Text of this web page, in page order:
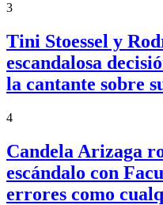
3
Tini Stoessel y
escandalosa
la cantante sobre
4
Candela Arizaga
escándalo con
errores como